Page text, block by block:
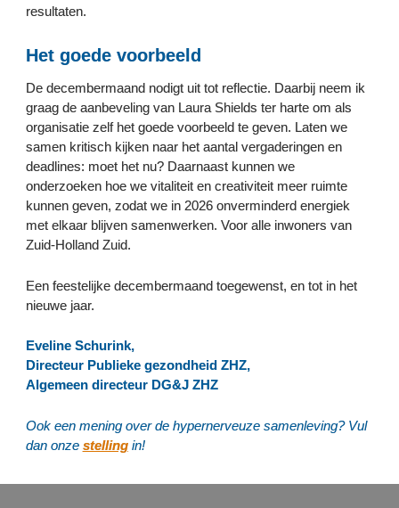
resultaten.
Het goede voorbeeld
De decembermaand nodigt uit tot reflectie. Daarbij neem ik
graag de aanbeveling van Laura Shields ter harte om als
organisatie zelf het goede voorbeeld te geven. Laten we
samen kritisch kijken naar het aantal vergaderingen en
deadlines: moet het nu? Daarnaast kunnen we
onderzoeken hoe we vitaliteit en creativiteit meer ruimte
kunnen geven, zodat we in 2026 onverminderd energiek
met elkaar blijven samenwerken. Voor alle inwoners van
Zuid-Holland Zuid.
Een feestelijke decembermaand toegewenst, en tot in het
nieuwe jaar.
Eveline Schurink,
Directeur Publieke gezondheid ZHZ,
Algemeen directeur DG&J ZHZ
Ook een mening over de hypernerveuze samenleving? Vul
dan onze stelling in!